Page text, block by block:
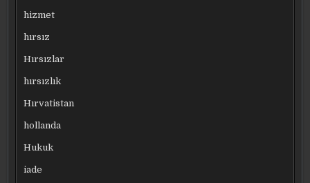
hizmet
hırsız
Hırsızlar
hırsızlık
Hırvatistan
hollanda
Hukuk
iade